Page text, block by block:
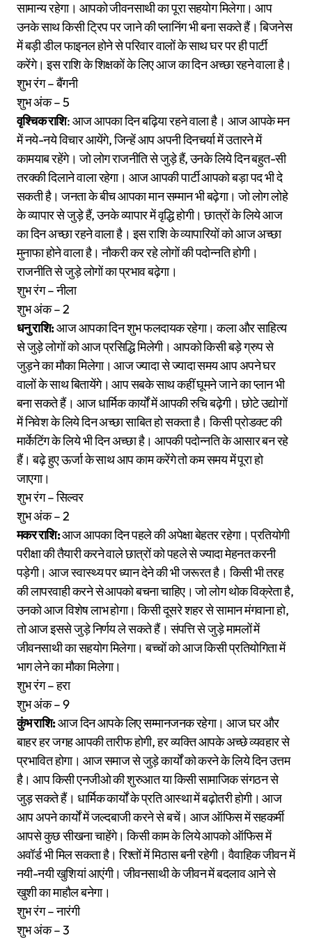
सामान्य रहेगा। आपको जीवनसाथी का पूरा सहयोग मिलेगा। आप
उनके साथ किसी ट्रिप पर जाने की प्लानिंग भी बना सकते हैं। बिजनेस
में बड़ी डील फाइनल होने से परिवार वालों के साथ घर पर ही पार्टी
करेंगे। इस राशि के शिक्षकों के लिए आज का दिन अच्छा रहने वाला है।
शुभ रंग – बैंगनी
शुभ अंक – 5
वृश्चिक राशि: आज आपका दिन बढ़िया रहने वाला है। आज आपके मन
में नये-नये विचार आयेंगे, जिन्हें आप अपनी दिनचर्या में उतारने में
कामयाब रहेंगे। जो लोग राजनीति से जुड़े हैं, उनके लिये दिन बहुत-सी
तरक्की दिलाने वाला रहेगा। आज आपकी पार्टी आपको बड़ा पद भी दे
सकती है। जनता के बीच आपका मान सम्मान भी बढ़ेगा। जो लोग लोहे
के व्यापार से जुड़े हैं, उनके व्यापार में वृद्धि होगी। छात्रों के लिये आज
का दिन अच्छा रहने वाला है। इस राशि के व्यापारियों को आज अच्छा
मुनाफा होने वाला है। नौकरी कर रहे लोगों की पदोन्नति होगी।
राजनीति से जुड़े लोगों का प्रभाव बढ़ेगा।
शुभ रंग – नीला
शुभ अंक – 2
धनु राशि:आज आपका दिन शुभ फलदायक रहेगा। कला और साहित्य
से जुड़े लोगों को आज प्रसिद्धि मिलेगी। आपको किसी बड़े ग्रुप से
जुड़ने का मौका मिलेगा। आज ज्यादा से ज्यादा समय आप अपने घर
वालों के साथ बितायेंगे। आप सबके साथ कहीं घूमने जाने का प्लान भी
बना सकते हैं। आज धार्मिक कार्यों में आपकी रुचि बढ़ेगी। छोटे उद्योगों
में निवेश के लिये दिन अच्छा साबित हो सकता है। किसी प्रोडक्ट की
मार्केटिंग के लिये भी दिन अच्छा है। आपकी पदोन्नति के आसार बन रहे
हैं। बढ़े हुए ऊर्जा के साथ आप काम करेंगे तो कम समय में पूरा हो
जाएगा।
शुभ रंग – सिल्वर
शुभ अंक – 2
मकर राशि:आज आपका दिन पहले की अपेक्षा बेहतर रहेगा। प्रतियोगी
परीक्षा की तैयारी करने वाले छात्रों को पहले से ज्यादा मेहनत करनी
पड़ेगी। आज स्वास्थ्य पर ध्यान देने की भी जरूरत है। किसी भी तरह
की लापरवाही करने से आपको बचना चाहिए। जो लोग थोक विक्रेता है,
उनको आज विशेष लाभ होगा। किसी दूसरे शहर से सामान मंगवाना हो,
तो आज इससे जुड़े निर्णय ले सकते हैं। संपत्ति से जुड़े मामलों में
जीवनसाथी का सहयोग मिलेगा। बच्चों को आज किसी प्रतियोगिता में
भाग लेने का मौका मिलेगा।
शुभ रंग – हरा
शुभ अंक – 9
कुंभ राशि:आज दिन आपके लिए सम्मानजनक रहेगा। आज घर और
बाहर हर जगह आपकी तारीफ होगी, हर व्यक्ति आपके अच्छे व्यवहार से
प्रभावित होगा। आज समाज से जुड़े कार्यों को करने के लिये दिन उत्तम
है। आप किसी एनजीओ की शुरुआत या किसी सामाजिक संगठन से
जुड़ सकते हैं। धार्मिक कार्यों के प्रति आस्था में बढ़ोतरी होगी। आज
आप अपने कार्यों में जल्दबाजी करने से बचें। आज ऑफिस में सहकर्मी
आपसे कुछ सीखना चाहेंगे। किसी काम के लिये आपको ऑफिस में
अवॉर्ड भी मिल सकता है। रिश्तों में मिठास बनी रहेगी। वैवाहिक जीवन में
नयी-नयी खुशियां आएंगी। जीवनसाथी के जीवन में बदलाव आने से
खुशी का माहौल बनेगा।
शुभ रंग – नारंगी
शुभ अंक – 3